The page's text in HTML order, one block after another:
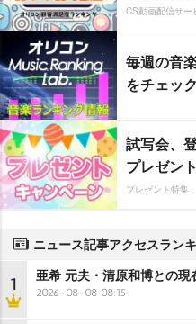
CS動画配信サー
毎週の音
をチェッ
試写会、
プレゼン
プレゼント特集
ニュース記事アクセスラン
1 亜希 元夫・清原和博との現
2026-08-08 08:15